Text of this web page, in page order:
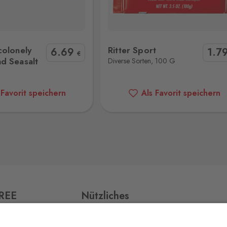
3 Stk.
Seasalt
6.69 €
speichern
Ritter Sport
Diverse Sorten, 100 G
1
Als Favorit speichern
Nützliches